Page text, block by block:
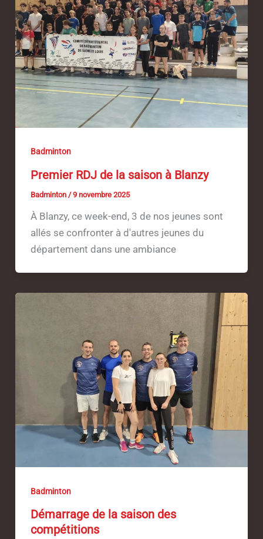
Badminton
Premier RDJ de la saison à Blanzy
Badminton /9 novembre 2025
À Blanzy, ce week-end, 3 de nos jeunes sont
allés se confronter à d'autres jeunes du
département dans une ambiance
Badminton
Démarrage de la saison des
compétitions